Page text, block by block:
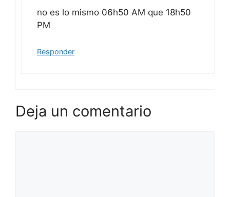
no es lo mismo 06h50 AM que 18h50
PM
Responder
Deja un comentario